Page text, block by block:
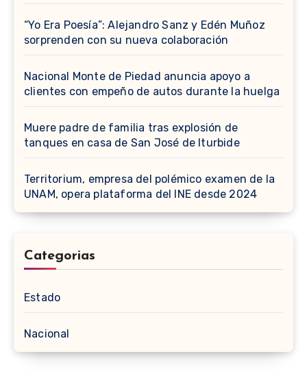
“Yo Era Poesía”: Alejandro Sanz y Edén Muñoz
sorprenden con su nueva colaboración
Nacional Monte de Piedad anuncia apoyo a
clientes con empeño de autos durante la huelga
Muere padre de familia tras explosión de
tanques en casa de San José de Iturbide
Territorium, empresa del polémico examen de la
UNAM, opera plataforma del INE desde 2024
Categorias
Estado
Nacional